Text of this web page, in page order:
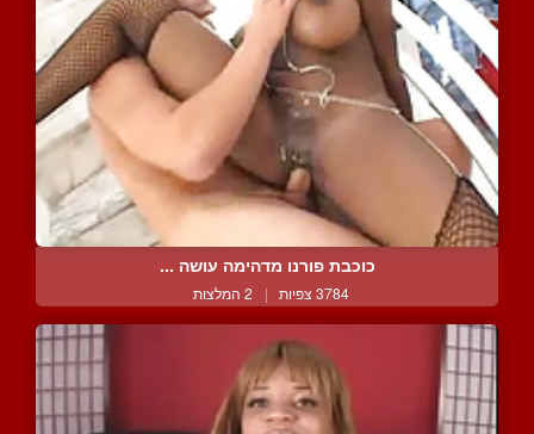
כוכבת פורנו מדהימה עושה ...
3784 צפיות | 2 המלצות